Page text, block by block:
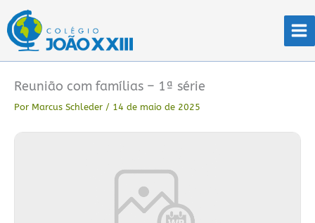
para
conteúdo
Reunião com famílias – 1ª série
Por Marcus Schleder / 14 de maio de 2025